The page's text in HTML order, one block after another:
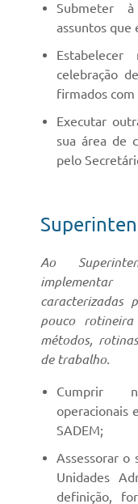
Submeter
assuntos que
celebração
firmados com
Executar
sua área de
pelo
Ao
implementar
caracterizadas
pouco
métodos,
de trabalho.
Cumprir
operacionais
SADEM;
Assessorar o
Unidades
definição,